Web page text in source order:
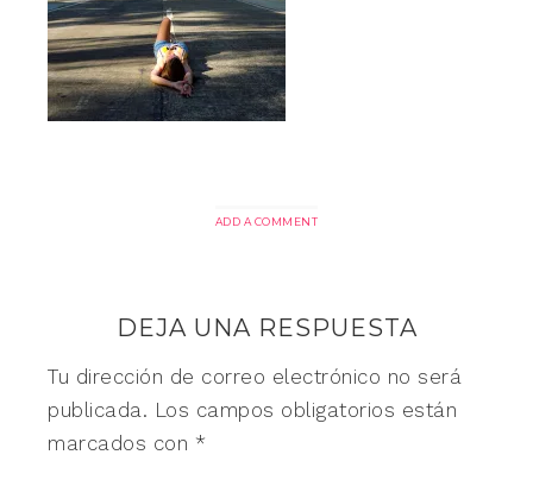
ADD A COMMENT
DEJA UNA RESPUESTA
Tu dirección de correo electrónico no será
publicada. Los campos obligatorios están
marcados con *